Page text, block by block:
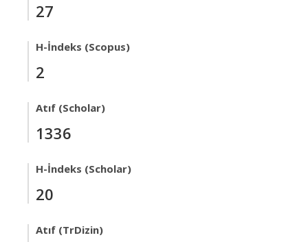
27
H-İndeks (Scopus)
2
Atıf (Scholar)
1336
H-İndeks (Scholar)
20
Atıf (TrDizin)